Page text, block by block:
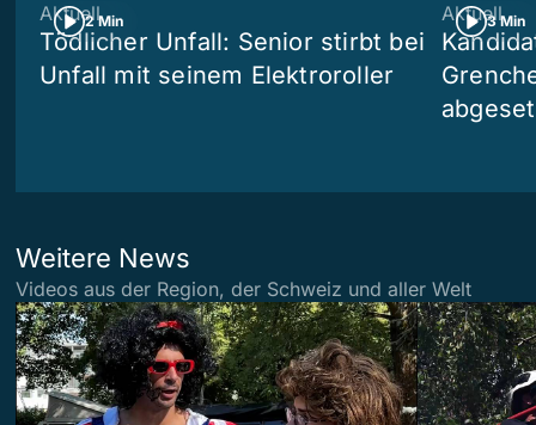
2 Min
Aktuell
Tödlicher Unfall: Senior stirbt bei
Unfall mit seinem Elektroroller
3 Min
Aktuell
Weitere News
Videos aus der Region, der Schweiz und aller Welt